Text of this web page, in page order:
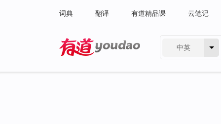
词典 翻译 有道精品课 云笔记
中英